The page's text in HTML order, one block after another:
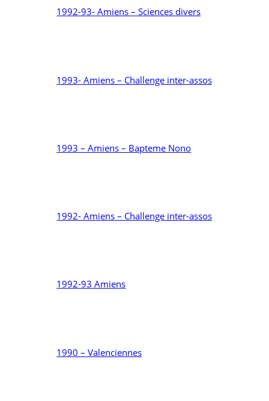
1992-93- Amiens – Sciences divers
1993- Amiens – Challenge inter-assos
1993 – Amiens – Bapteme Nono
1992- Amiens – Challenge inter-assos
1992-93 Amiens
1990 – Valenciennes